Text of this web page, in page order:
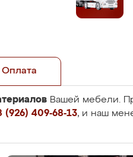
Оплата
Вашей мебели.
(926) 409-68-13, и наш